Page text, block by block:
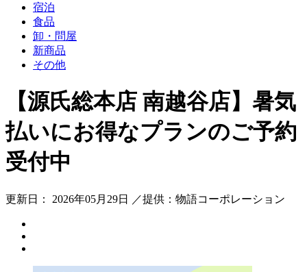
宿泊
食品
卸・問屋
新商品
その他
【源氏総本店 南越谷店】暑気
払いにお得なプランのご予約
受付中
更新日： 2026年05月29日 ／提供：物語コーポレーション